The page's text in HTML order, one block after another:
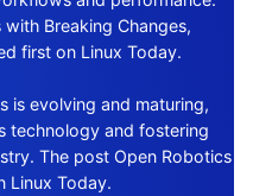
Breaking Changes,
first on Linux Today.
is evolving and maturing,
technology and fostering
The post Open Robotics
Linux Today.